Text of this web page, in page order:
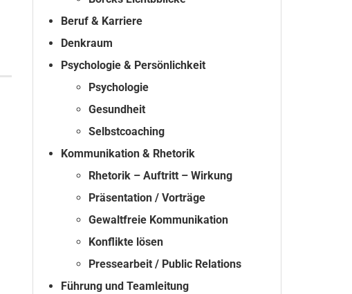
Beruf & Karriere
Denkraum
Psychologie & Persönlichkeit
Psychologie
Gesundheit
Selbstcoaching
Kommunikation & Rhetorik
Rhetorik – Auftritt – Wirkung
Präsentation / Vorträge
Gewaltfreie Kommunikation
Konflikte lösen
Pressearbeit / Public Relations
Führung und Teamleitung